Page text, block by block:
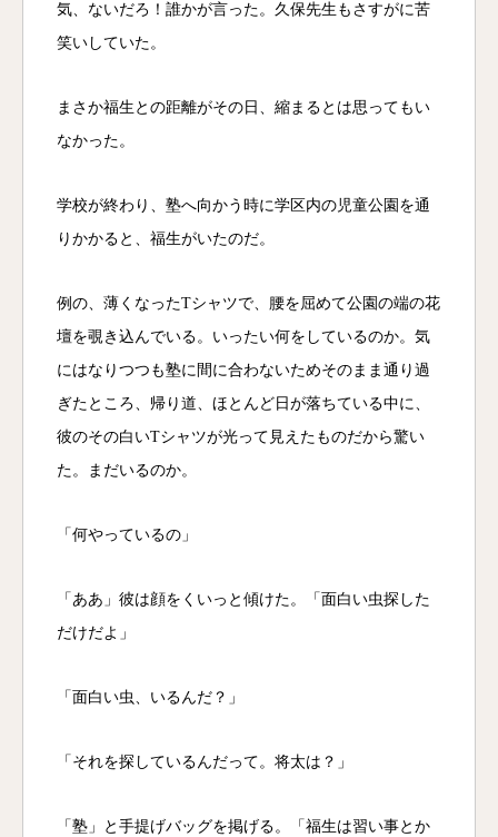
気、ないだろ！誰かが言った。久保先生もさすがに苦
笑いしていた。
まさか福生との距離がその日、縮まるとは思ってもい
なかった。
学校が終わり、塾へ向かう時に学区内の児童公園を通
りかかると、福生がいたのだ。
例の、薄くなったTシャツで、腰を屈めて公園の端の花
壇を覗き込んでいる。いったい何をしているのか。気
にはなりつつも塾に間に合わないためそのまま通り過
ぎたところ、帰り道、ほとんど日が落ちている中に、
彼のその白いTシャツが光って見えたものだから驚い
た。まだいるのか。
「何やっているの」
「ああ」彼は顔をくいっと傾けた。「面白い虫探した
だけだよ」
「面白い虫、いるんだ？」
「それを探しているんだって。将太は？」
「塾」と手提げバッグを掲げる。「福生は習い事とか